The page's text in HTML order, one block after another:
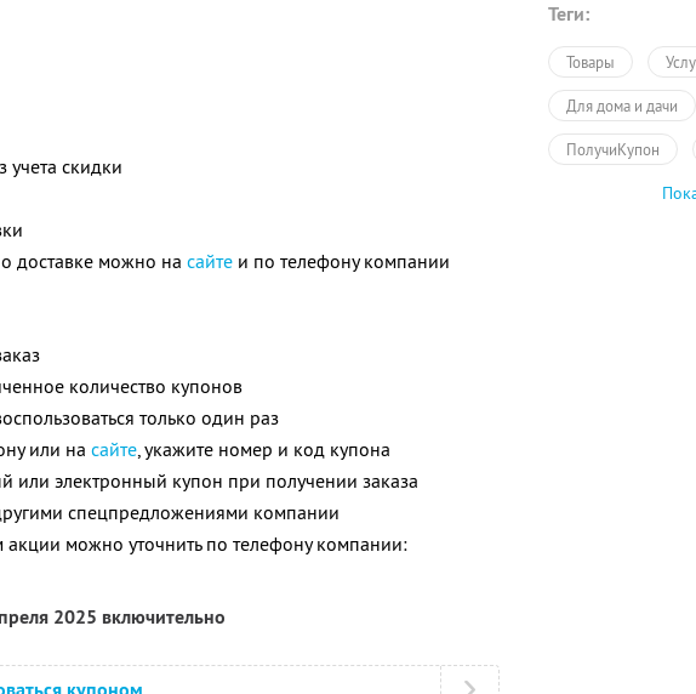
учета скидки
можно на сайте и по телефону компании
количество купонов
только один раз
или на сайте, укажите номер и код купона
или электронный купон при получении заказа
спецпредложениями компании
можно уточнить по телефону компании:
2025 включительно
Теги:
Товары
Для дома и дачи
ПолучиКупон